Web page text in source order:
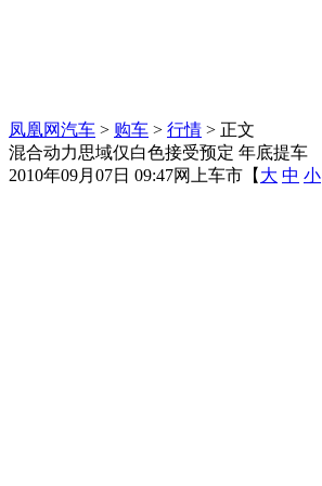
凤凰网汽车 > 购车 > 行情 > 正文
混合动力思域仅白色接受预定 年底提车
2010年09月07日 09:47网上车市 【 大 中 小